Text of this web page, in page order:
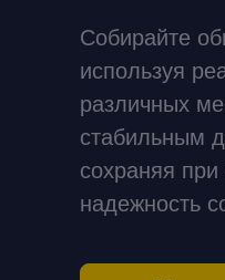
Собирайте
используя
различных
стабильным
сохраняя
надежность